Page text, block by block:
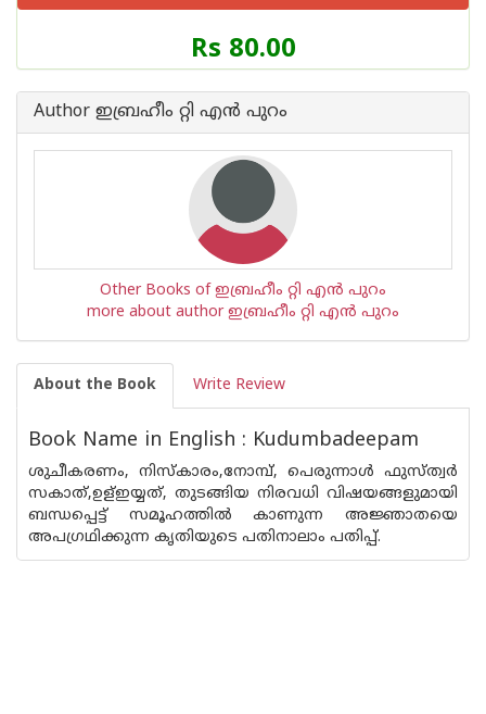
Price
of
Book
Rs 80.00
Author ഇബ്രഹീം റ്റി എന്‍ പുറം
Other Books of ഇബ്രഹീം റ്റി എന്‍ പുറം
more about author ഇബ്രഹീം റ്റി എന്‍ പുറം
About the Book Write Review
Book Name in English : Kudumbadeepam
ശുചീകരണം, നിസ്കാരം,നോമ്പ്, പെരുന്നാള്‍ ഫുസ്ത്വര്‍
സകാത്,ഉള്ഇയ്യത്, തുടങ്ങിയ നിരവധി വിഷയങ്ങളുമായി
ബന്ധപ്പെട്ട് സമൂഹത്തില്‍ കാണുന്ന അജ്ഞാതയെ
അപഗ്രഥിക്കുന്ന കൃതിയുടെ പതിനാലാം പതിപ്പ്.